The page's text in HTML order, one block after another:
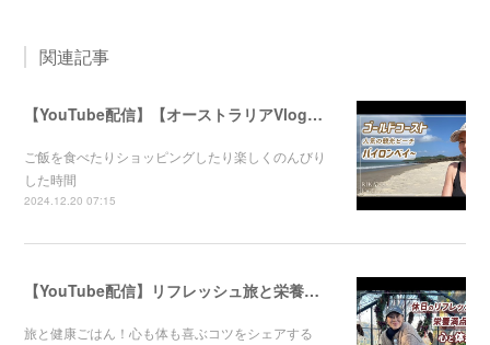
関連記事
【YouTube配信】【オーストラリアVlog】オシャレで人気のバイロンベイ〜
ご飯を食べたりショッピングしたり楽しくのんびり
した時間
2024.12.20 07:15
【YouTube配信】リフレッシュ旅と栄養満点ごはん！心と体が喜ぶ健康のコツ
旅と健康ごはん！心も体も喜ぶコツをシェアする